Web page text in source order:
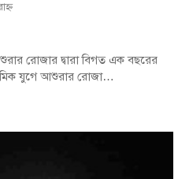
রোজার দ্বারা বিগত এক বছরের
যুগে আশুরার রোজা…